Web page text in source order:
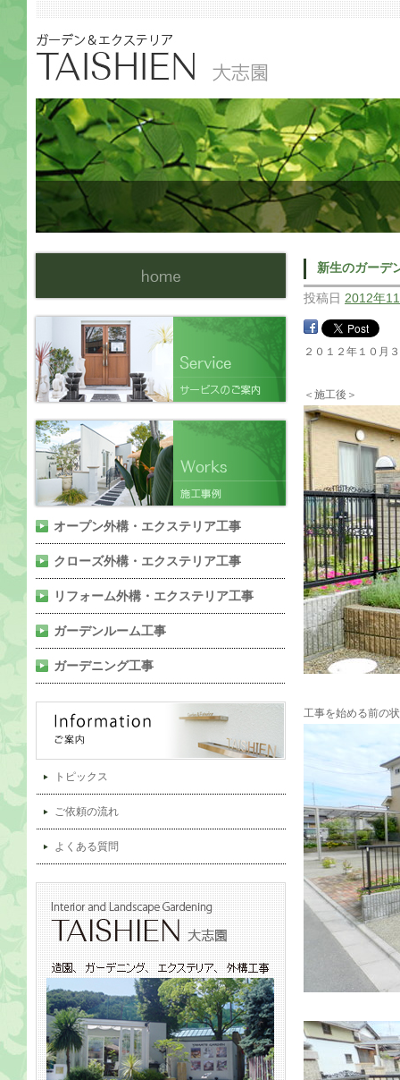
オープン外構・エクステリア工事
クローズ外構・エクステリア工事
リフォーム外構・エクステリア工事
ガーデンルーム工事
ガーデニング工事
トピックス
ご依頼の流れ
よくある質問
新生のガーデ
投稿日 2012年
２０１２年１０
＜施工後＞
工事を始める前の